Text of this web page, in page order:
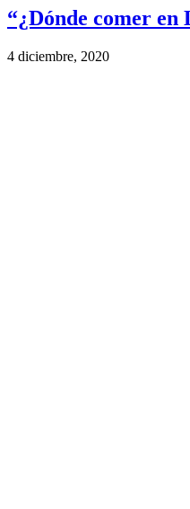
“¿Dónde comer en
4 diciembre, 2020